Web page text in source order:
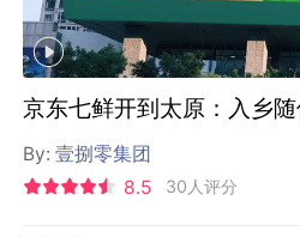
京东七鲜开到太原：入乡
By:壹捌零集团
8.5
30人评分